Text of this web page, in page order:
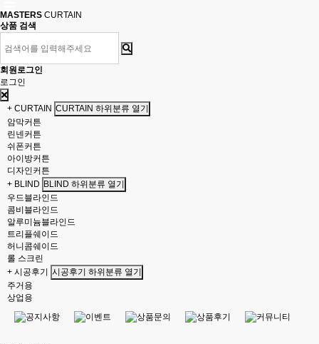
MASTERS CURTAIN
상품 검색
회원로그인
로그인
+ CURTAIN CURTAIN 하위분류 열기
암막커튼
린넨커튼
쉬폰커튼
아이방커튼
디자인커튼
+ BLIND BLIND 하위분류 열기
우드블라인드
콤비블라인드
알루미늄블라인드
트리플쉐이드
허니콤쉐이드
롤 스크린
+ 시공후기 시공후기 하위분류 열기
주거용
상업용